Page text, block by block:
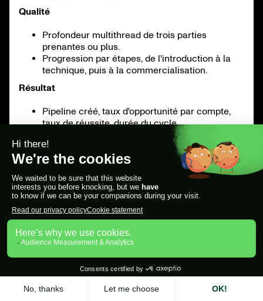
Qualité
Profondeur multithread de trois parties
prenantes ou plus.
Progression par étapes, de l'introduction à la
technique, puis à la commercialisation.
Résultat
Pipeline créé, taux d'opportunité par compte,
taux de réussite, durée du cycle.
Attribution qui lie la sensibilisation aux
opportunités afin que le marketing et les ventes
restent alignés.
Réviser le rythme
Bilan hebdomadaire de l'équipe, analyse
approfondie mensuelle des managers, mises à
jour trimestrielles de la formation.
Utilisez des tableaux de bord que les
responsables et les commerciaux peuvent lire
en un coup d'œil.
Bibliothèque d'objections pour la